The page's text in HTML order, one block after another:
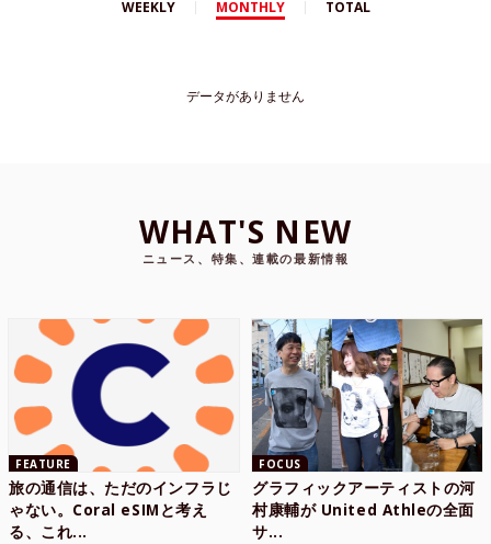
WEEKLY MONTHLY TOTAL
データがありません
WHAT'S NEW
ニュース、特集、連載の最新情報
FEATURE
旅の通信は、ただのインフラじ
ゃない。Coral eSIMと考え
る、これ...
FOCUS
グラフィックアーティストの河
村康輔が United Athleの全面
サ...